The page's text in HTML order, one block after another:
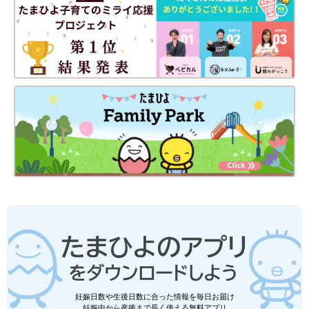
妊娠日数や生後日数に合った情報を毎日お届け